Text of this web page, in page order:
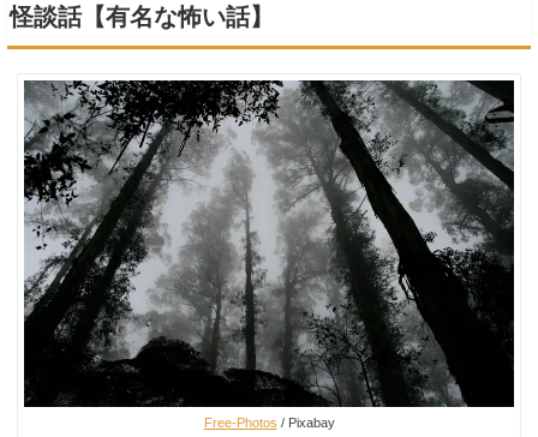
怪談話【有名な怖い話】
Free-Photos / Pixabay